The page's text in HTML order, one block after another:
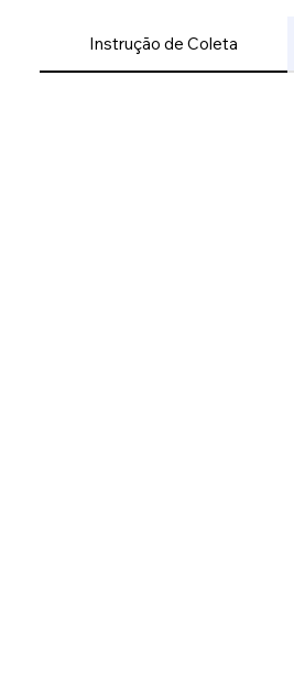
Instrução de Coleta